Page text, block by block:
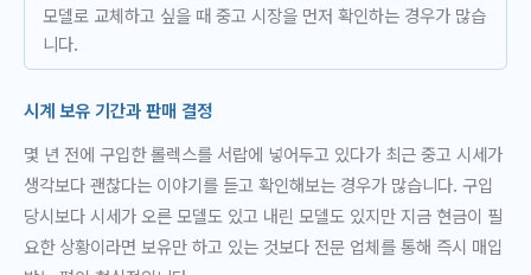
모델로 교체하고 싶을 때 중고 시장을 먼저 확인하는 경우가 많습
니다.
시계 보유 기간과 판매 결정
몇 년 전에 구입한 롤렉스를 서랍에 넣어두고 있다가 최근 중고 시세가
생각보다 괜찮다는 이야기를 듣고 확인해보는 경우가 많습니다. 구입
당시보다 시세가 오른 모델도 있고 내린 모델도 있지만 지금 현금이 필
요한 상황이라면 보유만 하고 있는 것보다 전문 업체를 통해 즉시 매입